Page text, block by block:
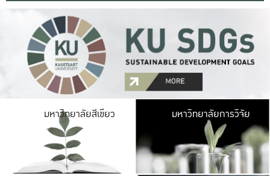
มหาวิทยาลัยสีเขียว มหาวิ
มีพื้นที่เขียวสดใส
เป็นป่าในเมือง เกษต
มหาวิทยาลัยการวิจัย